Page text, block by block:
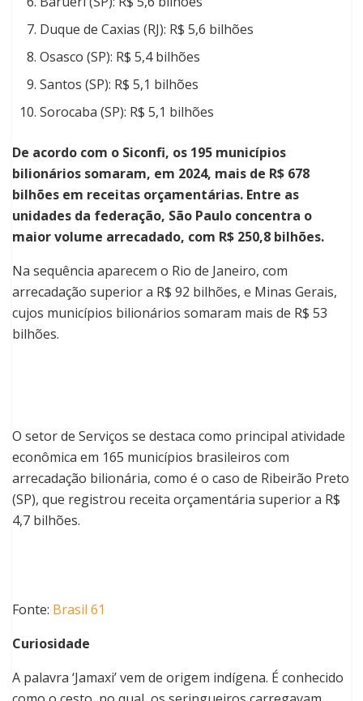
Duque de Caxias (RJ): R$ 5,6 bilhões
Osasco (SP): R$ 5,4 bilhões
Santos (SP): R$ 5,1 bilhões
Sorocaba (SP): R$ 5,1 bilhões
De acordo com o Siconfi, os 195 municípios
bilionários somaram, em 2024, mais de R$ 678
bilhões em receitas orçamentárias. Entre as
unidades da federação, São Paulo concentra o
maior volume arrecadado, com R$ 250,8 bilhões.
Na sequência aparecem o Rio de Janeiro, com
arrecadação superior a R$ 92 bilhões, e Minas Gerais,
cujos municípios bilionários somaram mais de R$ 53
bilhões.
O setor de Serviços se destaca como principal atividade
econômica em 165 municípios brasileiros com
arrecadação bilionária, como é o caso de Ribeirão Preto
(SP), que registrou receita orçamentária superior a R$
4,7 bilhões.
Fonte: Brasil 61
Curiosidade
A palavra ‘Jamaxi’ vem de origem indígena. É conhecido